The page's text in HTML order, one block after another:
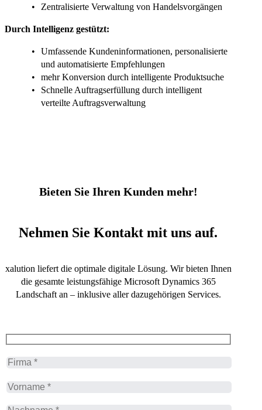
Zentralisierte Verwaltung von Handelsvorgängen
Durch Intelligenz gestützt:
Umfassende Kundeninformationen, personalisierte
und automatisierte Empfehlungen
mehr Konversion durch intelligente Produktsuche
Schnelle Auftragserfüllung durch intelligent
verteilte Auftragsverwaltung
Bieten Sie Ihren Kunden mehr!
Nehmen Sie Kontakt mit uns auf.
xalution liefert die optimale digitale Lösung. Wir bieten Ihnen
die gesamte leistungsfähige Microsoft Dynamics 365
Landschaft an – inklusive aller dazugehörigen Services.